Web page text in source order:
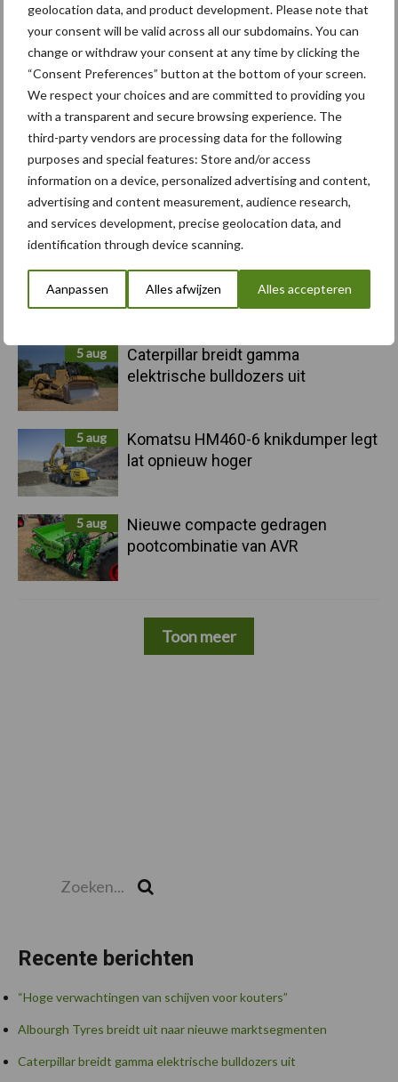
geolocation data, and product development. Please note that
your consent will be valid across all our subdomains. You can
change or withdraw your consent at any time by clicking the
“Consent Preferences” button at the bottom of your screen.
We respect your choices and are committed to providing you
with a transparent and secure browsing experience. The
third-party vendors are processing data for the following
purposes and special features: Store and/or access
information on a device, personalized advertising and content,
advertising and content measurement, audience research,
and services development, precise geolocation data, and
identification through device scanning.
Aanpassen Alles afwijzen Alles accepteren
Primaire
Sidebar
Recent nieuws Partner nieuws
6 aug
"Hoge verwachtingen van schijven
voor kouters"
5 aug
Albourgh Tyres breidt uit naar
nieuwe marktsegmenten
5 aug
Caterpillar breidt gamma
elektrische bulldozers uit
5 aug
Komatsu HM460-6 knikdumper legt
lat opnieuw hoger
5 aug
Nieuwe compacte gedragen
pootcombinatie van AVR
Toon meer
Recente berichten
“Hoge verwachtingen van schijven voor kouters”
Albourgh Tyres breidt uit naar nieuwe marktsegmenten
Caterpillar breidt gamma elektrische bulldozers uit
Toon meer